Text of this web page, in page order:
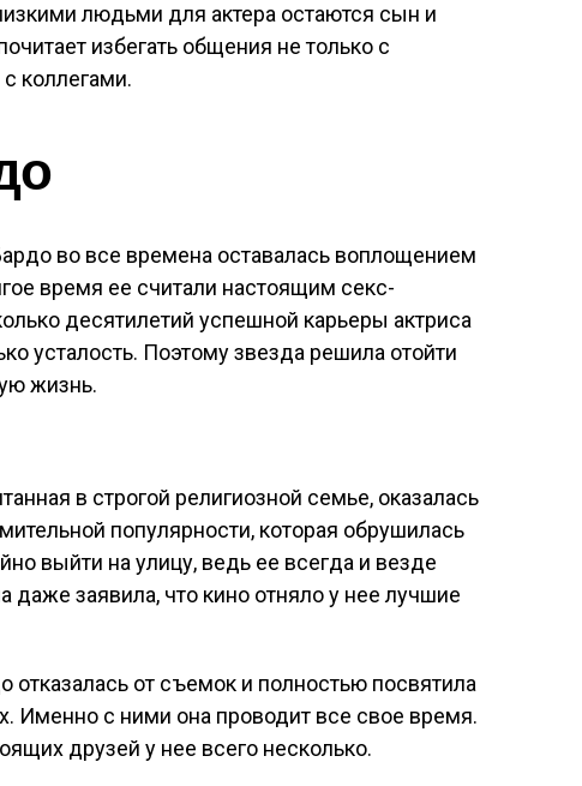
людьми для актера остаются сын и
избегать общения не только с
коллегами.
во все времена оставалась воплощением
время ее считали настоящим секс-
десятилетий успешной карьеры актриса
усталость. Поэтому звезда решила отойти
жизнь.
в строгой религиозной семье, оказалась
популярности, которая обрушилась
выйти на улицу, ведь ее всегда и везде
заявила, что кино отняло у нее лучшие
отказалась от съемок и полностью посвятила
Именно с ними она проводит все свое время.
друзей у нее всего несколько.